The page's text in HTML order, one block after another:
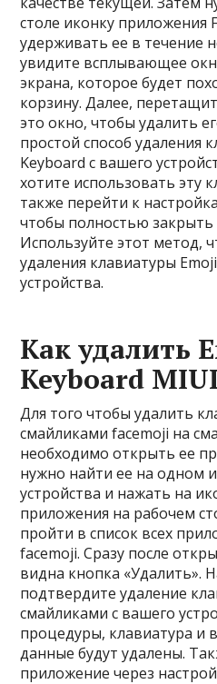
столе иконку приложения
удерживать ее в течение
увидите всплывающее
экрана, которое будет
корзину. Далее,
это окно, чтобы удалить
простой способ удаления
Keyboard с вашего
хотите использовать эту
также перейти к
чтобы полностью закрыть
Используйте этот метод,
удаления клавиатуры
устройства.
Как удалить
Keyboard MIUI
Для того чтобы удалить
смайликами facemoji на
необходимо открыть ее
нужно найти ее на одном
устройства и нажать на
приложения на рабочем
пройти в список всех
facemoji. Сразу после
видна кнопка «Удалить».
подтвердите удаление
смайликами с вашего
процедуры, клавиатура и
данные будут удалены.
приложение через